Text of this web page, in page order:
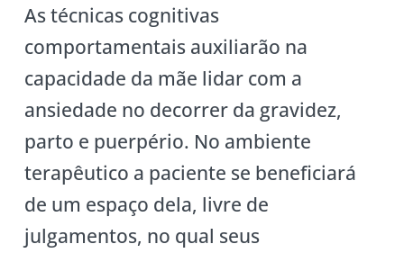
As técnicas cognitivas
comportamentais auxiliarão na
capacidade da mãe lidar com a
ansiedade no decorrer da gravidez,
parto e puerpério. No ambiente
terapêutico a paciente se beneficiará
de um espaço dela, livre de
julgamentos, no qual seus